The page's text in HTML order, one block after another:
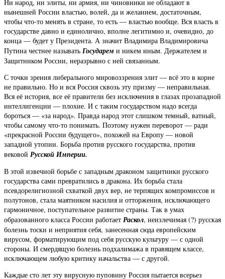
Ни народ, ни элиты, ни армия, ни чиновники не обладают в
нынешней России властью, волей, да и желанием, достаточным,
чтобы что-то менять в стране, то есть — властью вообще. Вся власть в
государстве давно и единолично, вполне легитимно и, очевидно, до
конца — будет у Президента. А значит Владимира Владимировича
Путина честнее называть Государем и никем иным. Держателем и
Защитником России, неразрывно с ней связанным.
С точки зрения либерального мировоззрения элит — всё это в корне
не правильно. Но и вся Россия сквозь эту призму — неправильная.
Вся её история, все её правители без исключения в глазах прозападной
интеллигенции — плохие. И с таким государством надо всегда
бороться — «за народ». Правда народ этот слишком темный, ватный,
чтобы самому что-то понимать. Поэтому нужен переворот — ради
«прекрасной России будущего», похожей на Европу — новой
западной утопии. Борьба против русского государства, против
вековой Русской Империи.
В этой извечной борьбе с западным драконом защитники русского
государства сами превратились в дракона. Их борьба стала
псевдорелигиозной схваткой двух вер, не терпящих компромиссов и
полутонов, стала маятником насилия и отторжения, исключающего
гармоничное, поступательное развитие страны. Так в умах
образованного класса России работает Раскол, неизлечимая (?) русская
болезнь тоски и неприятия себя, занесенная сюда европейским
вирусом, форматирующим под себя русскую культуру — с одной
стороны. И смердящую болезнь подхалимажа в правящем классе,
исключающем любую критику начальства — с другой.
Каждые сто лет эту вирусную пуповину Россия пытается всерьез